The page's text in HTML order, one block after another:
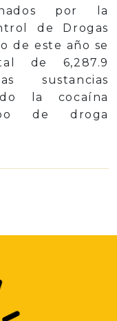
por la
de Drogas
de este año se
de 6,287.9
sustancias
la cocaína
de droga